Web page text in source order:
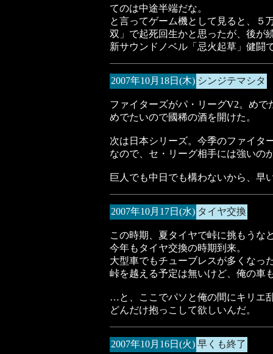
てのは中途半端だな。
と言ってゲーム機として見ると、５
双」で起死回生かと思ったが、後が
新サウンドノベル「忌火起草」健闘
2007年10月18日(木) シンジテマシタ
ファイターズがパ・リーグV2。めで
めでたいので國稀の酒を開けた。
次は日本シリーズ。今季のファイタ
なので、セ・リーグ相手には強いの
巨人でも中日でも構わないから、早
2007年10月17日(水) タイヤ交換
この時期、夏タイヤで峠に挑もうな
今年もタイヤ交換の時期到来。
大型車でもチューブレスが多くなっ
峠を越える予定は無いけど、俺の車
…と、ここでパソと俺の間にキリエ
どんだけ抱っこして欲しいんだ。
2007年10月16日(火) 早くも終了